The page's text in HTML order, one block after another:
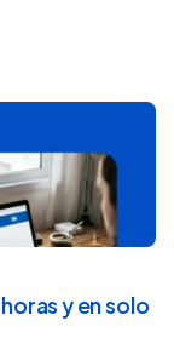
y en solo